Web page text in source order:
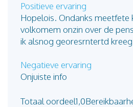
Positieve ervaring
Hopelois. Ondanks meetfete
volkomem onzin over de
ik alsnog georesrntertd kreeg
Negatieve ervaring
Onjuiste info
Totaal oordeel1,0